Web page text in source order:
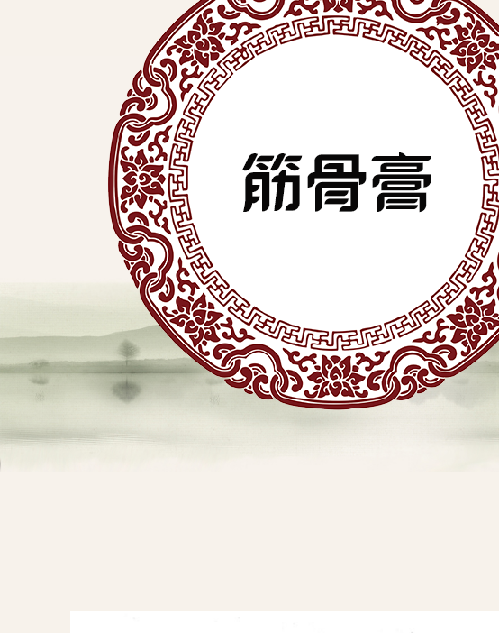
业
牌
查看详情